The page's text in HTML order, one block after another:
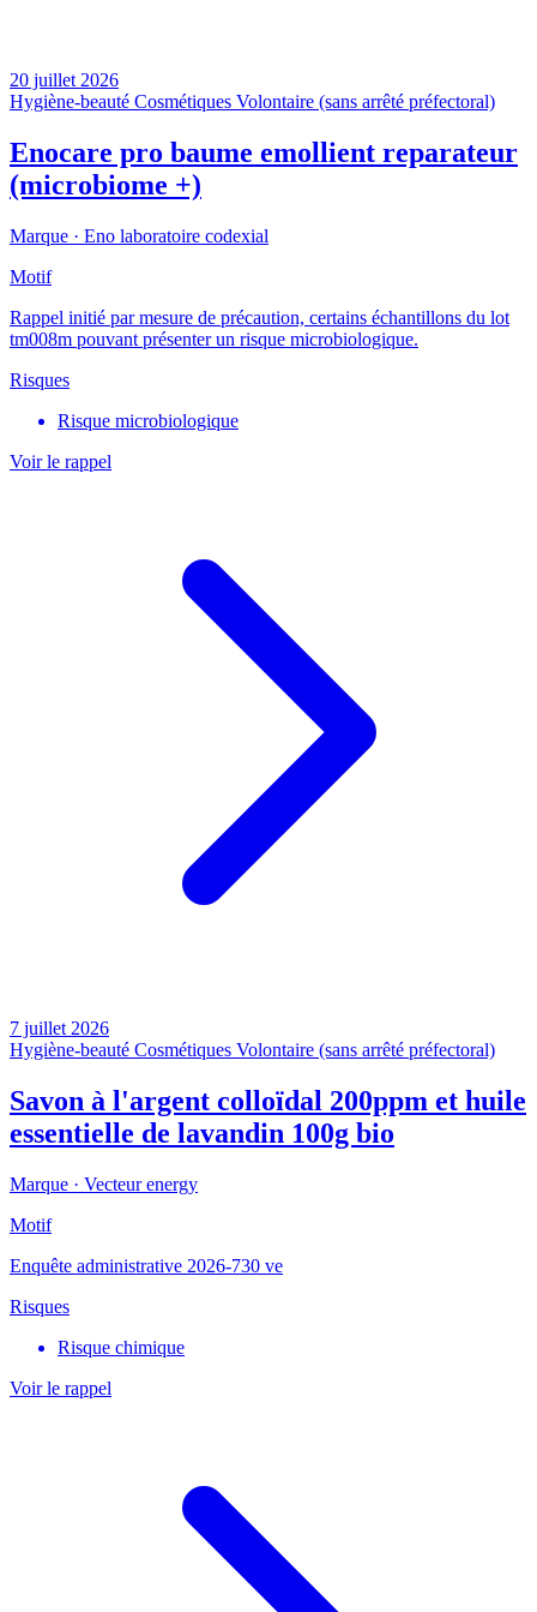
20 juillet 2026
Hygiène-beauté Cosmétiques Volontaire (sans arrêté préfectoral)
Enocare pro baume emollient reparateur
(microbiome +)
Marque · Eno laboratoire codexial
Motif
Rappel initié par mesure de précaution, certains échantillons du lot
tm008m pouvant présenter un risque microbiologique.
Risques
Risque microbiologique
Voir le rappel
7 juillet 2026
Hygiène-beauté Cosmétiques Volontaire (sans arrêté préfectoral)
Savon à l'argent colloïdal 200ppm et huile
essentielle de lavandin 100g bio
Marque · Vecteur energy
Motif
Enquête administrative 2026-730 ve
Risques
Risque chimique
Voir le rappel